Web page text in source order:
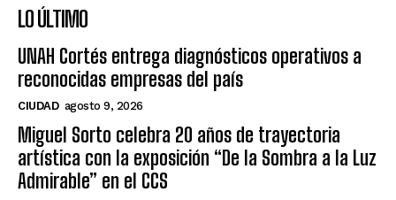
LO ÚLTIMO
UNAH Cortés entrega diagnósticos operativos a
reconocidas empresas del país
CIUDAD agosto 9, 2026
Miguel Sorto celebra 20 años de trayectoria
artística con la exposición “De la Sombra a la Luz
Admirable” en el CCS